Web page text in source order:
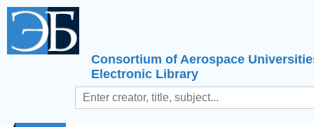
Consortium of Aerospace
Electronic Library